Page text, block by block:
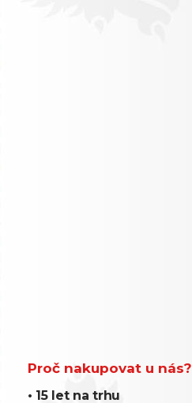
Proč nakupovat u nás?
• 15 let na trhu